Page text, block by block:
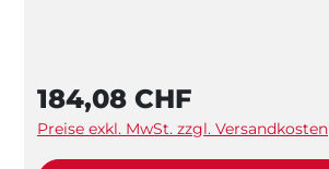
184,08 CHF
Preise exkl. MwSt. zzgl. Versandkosten